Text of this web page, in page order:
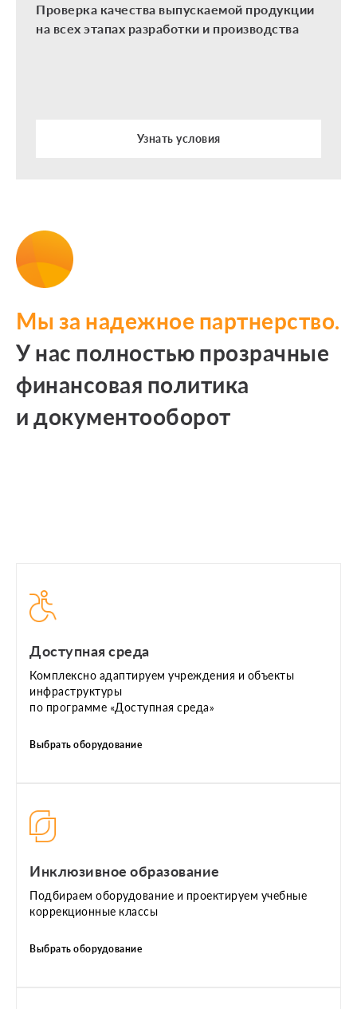
Проверка качества выпускаемой продукции
на всех этапах разработки и производства
Узнать условия
Мы за надежное партнерство.
У нас полностью прозрачные
финансовая политика
и документооборот
Доступная среда
Комплексно адаптируем учреждения и объекты
инфраструктуры
по программе «Доступная среда»
Выбрать оборудование
Инклюзивное образование
Подбираем оборудование и проектируем учебные
коррекционные классы
Выбрать оборудование